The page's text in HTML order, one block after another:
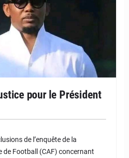
pour le Président
de l’enquête de la
Football (CAF) concernant